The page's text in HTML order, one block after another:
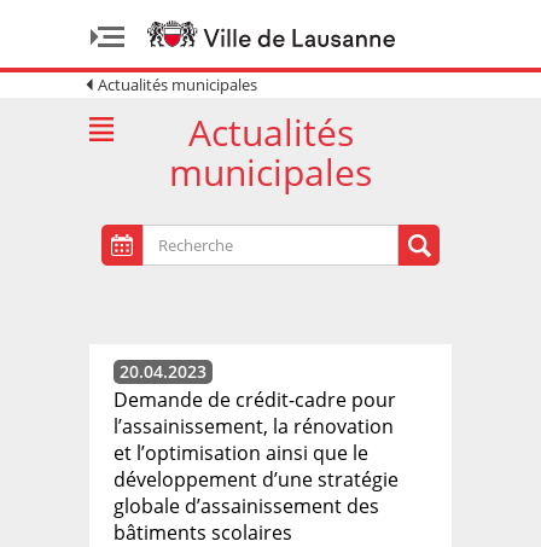
Actualités municipales
Actualités
municipales
20.04.2023
Demande de crédit-cadre pour
l’assainissement, la rénovation
et l’optimisation ainsi que le
développement d’une stratégie
globale d’assainissement des
bâtiments scolaires